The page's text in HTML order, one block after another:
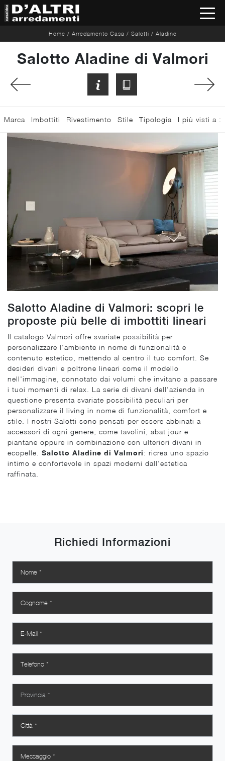
Home / Arredamento Casa / Salotti / Aladine
Salotto Aladine di Valmori
Marca Imbottiti Rivestimento Stile Tipologia I più visti a :
Salotto Aladine di Valmori: scopri le
proposte più belle di imbottiti lineari
Il catalogo Valmori offre svariate possibilità per
personalizzare l'ambiente in nome di funzionalità e
contenuto estetico, mettendo al centro il tuo comfort. Se
desideri divani e poltrone lineari come il modello
nell'immagine, connotato dai volumi che invitano a passare
i tuoi momenti di relax. La serie di divani dell'azienda in
questione presenta svariate possibilità peculiari per
personalizzare il living in nome di funzionalità, comfort e
stile. I nostri Salotti sono pensati per essere abbinati a
accessori di ogni genere, come tavolini, abat jour e
piantane oppure in combinazione con ulteriori divani in
ecopelle. Salotto Aladine di Valmori: ricrea uno spazio
intimo e confortevole in spazi moderni dall'estetica
raffinata.
Richiedi Informazioni